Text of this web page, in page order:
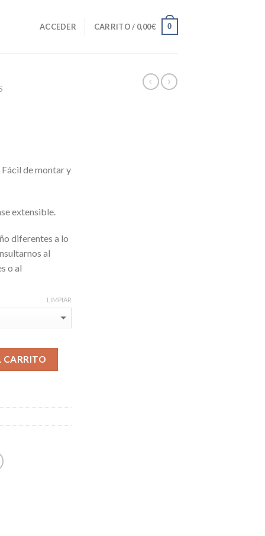
ACCEDER CARRITO / 0,00€ 0
de montar y
extensible.
diferentes a lo
al
o al
LIMPIAR
CARRITO